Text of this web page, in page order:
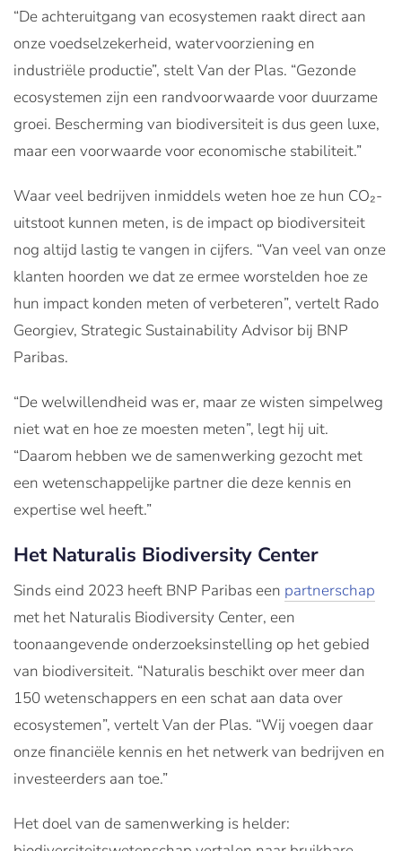
“De achteruitgang van ecosystemen raakt direct aan
onze voedselzekerheid, watervoorziening en
industriële productie”, stelt Van der Plas. “Gezonde
ecosystemen zijn een randvoorwaarde voor duurzame
groei. Bescherming van biodiversiteit is dus geen luxe,
maar een voorwaarde voor economische stabiliteit.”
Waar veel bedrijven inmiddels weten hoe ze hun CO₂-
uitstoot kunnen meten, is de impact op biodiversiteit
nog altijd lastig te vangen in cijfers. “Van veel van onze
klanten hoorden we dat ze ermee worstelden hoe ze
hun impact konden meten of verbeteren”, vertelt Rado
Georgiev, Strategic Sustainability Advisor bij BNP
Paribas.
“De welwillendheid was er, maar ze wisten simpelweg
niet wat en hoe ze moesten meten”, legt hij uit.
“Daarom hebben we de samenwerking gezocht met
een wetenschappelijke partner die deze kennis en
expertise wel heeft.”
Het Naturalis Biodiversity Center
Sinds eind 2023 heeft BNP Paribas een partnerschap
met het Naturalis Biodiversity Center, een
toonaangevende onderzoeksinstelling op het gebied
van biodiversiteit. “Naturalis beschikt over meer dan
150 wetenschappers en een schat aan data over
ecosystemen”, vertelt Van der Plas. “Wij voegen daar
onze financiële kennis en het netwerk van bedrijven en
investeerders aan toe.”
Het doel van de samenwerking is helder: